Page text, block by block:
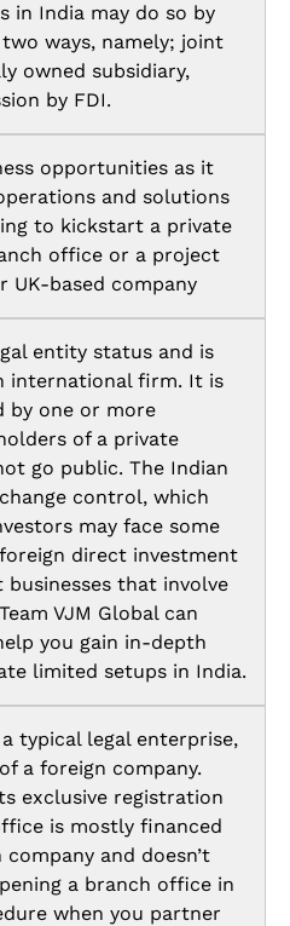
in India may do so by
ways, namely; joint
owned subsidiary,
by FDI.
opportunities as it
and solutions
to kickstart a private
office or a project
UK-based company
entity status and is
international firm. It is
by one or more
of a private
go public. The Indian
control, which
may face some
direct investment
that involve
VJM Global can
you gain in-depth
limited setups in India.
typical legal enterprise,
a foreign company.
exclusive registration
is mostly financed
and doesn’t
a branch office in
when you partner